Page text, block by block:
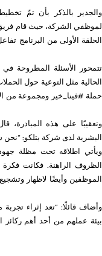
والجدير بالذكر بأن تمّ
لموظفي الشركة، حيث قام
الحلقة الأولى من البرنامج
تتمحور الأسئلة المطروحة
الحالية مثل التوعية حول
حملة #فينا_خير ومجموعة من
وتعقيبًا على هذه المبادرة،
البشرية لدى شركة بتلكو:
ويأتي اطلاقه تحت مظلة
الظروف الراهنة. فكانت فكرة
الموظفين وأيضًا لاظهار
وأضاف قائلًا: “تعد إثراء
بيئة عملهم من أحد أهم ركائز